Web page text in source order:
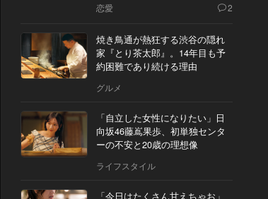
恋愛 2
焼き鳥通が熱狂する渋谷の隠れ
家『とり茶太郎』。14年目も予
約困難であり続ける理由
グルメ
「自立した女性になりたい」日
向坂46藤嶌果歩、初単独センタ
ーの不安と20歳の理想像
ライフスタイル
「今日はたくさん甘えちゃお」